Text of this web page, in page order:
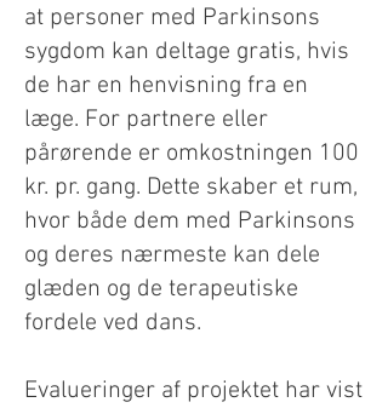
at personer med Parkinsons
sygdom kan deltage gratis, hvis
de har en henvisning fra en
læge. For partnere eller
pårørende er omkostningen 100
kr. pr. gang. Dette skaber et rum,
hvor både dem med Parkinsons
og deres nærmeste kan dele
glæden og de terapeutiske
fordele ved dans.
Evalueringer af projektet har vist